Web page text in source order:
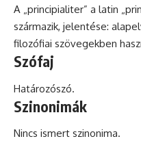
A „principialiter” a latin
származik, jelentése:
filozófiai szövegekben
Szófaj
Határozószó.
Szinonimák
Nincs ismert szinonima.